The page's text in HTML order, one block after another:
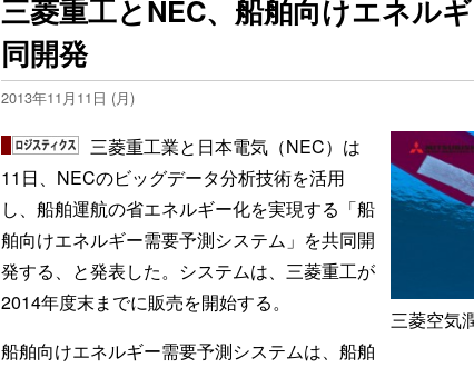
三菱重工とNEC、船舶向けエネル
同開発
2013年11月11日 (月)
三菱空気
三菱重工業と日本電気（NEC）は
11日、NECのビッグデータ分析技術を活用
し、船舶運航の省エネルギー化を実現する「船
舶向けエネルギー需要予測システム」を共同開
発する、と発表した。システムは、三菱重工が
2014年度末までに販売を開始する。
船舶向けエネルギー需要予測システムは、船舶